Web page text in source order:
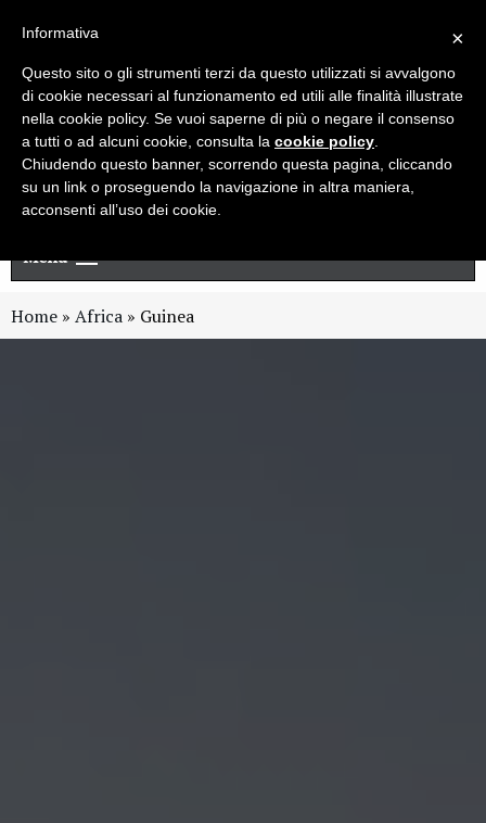
Newsletter
Menu
Home » Africa » Guinea
×
Informativa
Questo sito o gli strumenti terzi da questo utilizzati si avvalgono
di cookie necessari al funzionamento ed utili alle finalità illustrate
nella cookie policy. Se vuoi saperne di più o negare il consenso
a tutti o ad alcuni cookie, consulta la cookie policy
Chiudendo questo banner, scorrendo questa pagina, cliccando
su un link o proseguendo la navigazione in altra maniera,
acconsenti all’uso dei cookie.